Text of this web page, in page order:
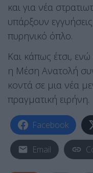
και για νέα
υπάρξουν
πυρηνικό όπλο.
Και κάπως έτσι,
η Μέση Ανατολή
κοντά σε μια νέα
πραγματική ειρήνη.
Facebook
Email